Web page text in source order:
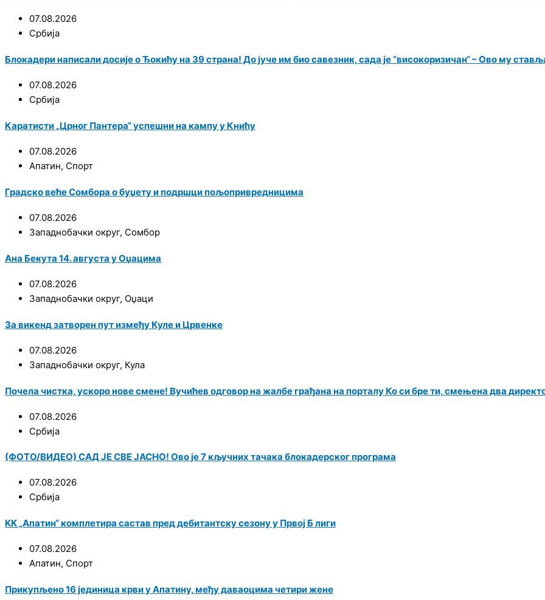
07.08.2026
Србија
Блокадери написали досије о Ђокићу на 39 страна! До јуче им био савезник, сада је “високоризичан“ – Ово му
07.08.2026
Србија
Каратисти „Црног Пантера“ успешни на кампу у Книћу
07.08.2026
Апатин, Спорт
Градско веће Сомбора о буџету и подршци пољопривредницима
07.08.2026
Западнобачки округ, Сомбор
Ана Бекута 14. августа у Оџацима
07.08.2026
Западнобачки округ, Оџаци
За викенд затворен пут између Куле и Црвенке
07.08.2026
Западнобачки округ, Кула
Почела чистка, ускоро нове смене! Вучићев одговор на жалбе грађана на порталу Ко си бре ти, смењена два
07.08.2026
Србија
(ФОТО/ВИДЕО) САД ЈЕ СВЕ ЈАСНО! Ово је 7 кључних тачака блокадерског програма
07.08.2026
Србија
KK „Апатин“ комплетира састав пред дебитантску сезону у Првој Б лиги
07.08.2026
Апатин, Спорт
Прикупљено 16 јединица крви у Апатину, међу даваоцима четири жене